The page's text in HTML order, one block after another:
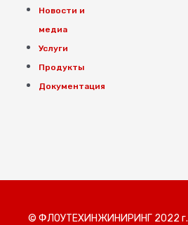
Новости и
медиа
Услуги
Продукты
Документация
© ФЛОУТЕХИНЖИНИРИНГ 2022 г.